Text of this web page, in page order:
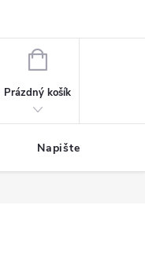
NÁKUPNÍ
Prázdný košík
Napište nám